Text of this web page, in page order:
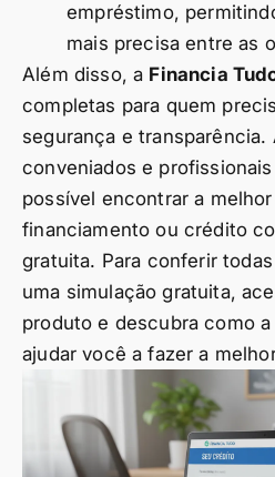
empréstimo,
mais precisa entre as
Além disso, a Financia
completas para quem
segurança e transparência.
conveniados e
possível encontrar a
financiamento ou crédito
gratuita. Para conferir
uma simulação gratuita,
produto e descubra como a
ajudar você a fazer a